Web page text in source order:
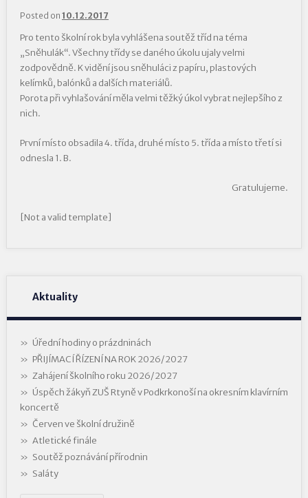
Posted on 10.12.2017
Pro tento školní rok byla vyhlášena soutěž tříd na téma
„Sněhulák“. Všechny třídy se daného úkolu ujaly velmi
zodpovědně. K vidění jsou sněhuláci z papíru, plastových
kelímků, balónků a dalších materiálů.
Porota při vyhlašování měla velmi těžký úkol vybrat nejlepšího z
nich.
První místo obsadila 4. třída, druhé místo 5. třída a místo třetí si
odnesla 1. B.
Gratulujeme.
[Not a valid template]
Aktuality
Úřední hodiny o prázdninách
PŘIJÍMACÍ ŘÍZENÍ NA ROK 2026/2027
Zahájení školního roku 2026/2027
Úspěch žákyň ZUŠ Rtyně v Podkrkonoší na okresním klavírním
koncertě
Červen ve školní družině
Atletické finále
Soutěž poznávání přírodnin
Saláty